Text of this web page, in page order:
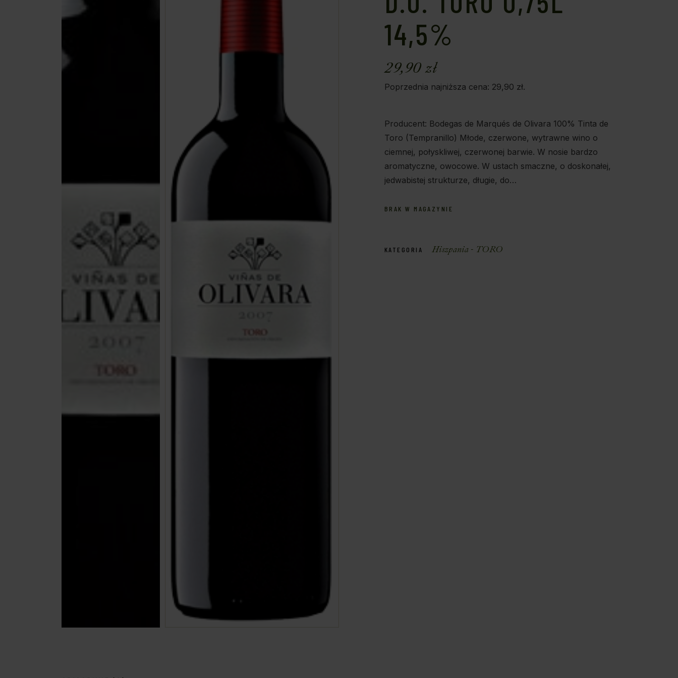
14,5%
29,90zł
Poprzednia najniższa cena: 29,90 zł.
Producent: Bodegas de Marqués de Olivara 100% Tinta de
Toro (Tempranillo) Młode, czerwone, wytrawne wino o
ciemnej, połyskliwej, czerwonej barwie. W nosie bardzo
aromatyczne, owocowe. W ustach smaczne, o doskonałej,
jedwabistej strukturze, długie, do…
BRAK W MAGAZYNIE
KATEGORIA Hiszpania - TORO